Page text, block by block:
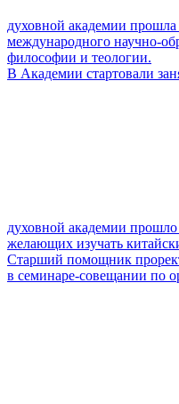
духовной академии прошла
международного научно-
философии и теологии.
В Академии стартовали
духовной академии прошло
желающих изучать
Старший помощник
в семинаре-совещании по